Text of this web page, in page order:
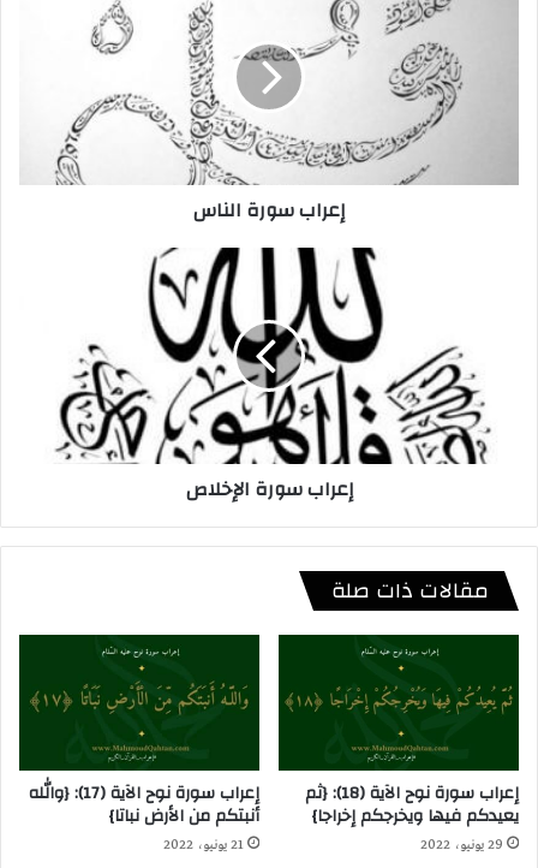
إعراب سورة الناس
إعراب سورة الإخلاص
مقالات ذات صلة
إعراب سورة نوح الآية (18): {ثم
يعيدكم فيها ويخرجكم إخراجا}
29 يونيو، 2022
إعراب سورة نوح الآية (17): {والله
أنبتكم من الأرض نباتا}
21 يونيو، 2022